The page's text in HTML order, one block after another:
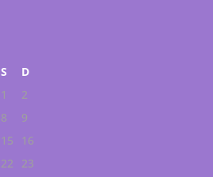
S
D
1
2
8
9
15
16
22
23